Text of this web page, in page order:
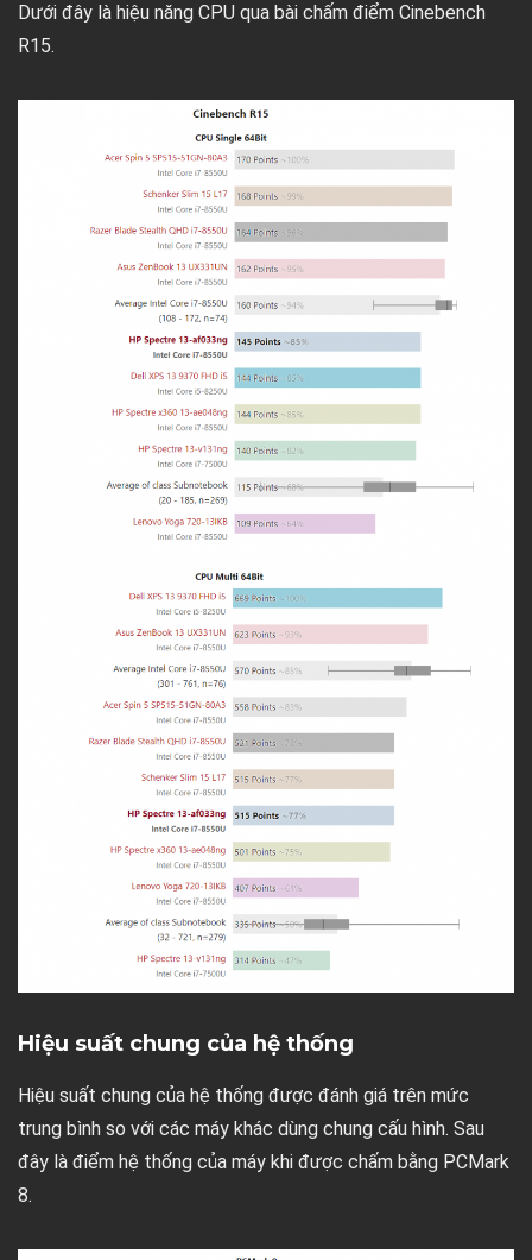
Dưới đây là hiệu năng CPU qua bài chấm điểm Cinebench
R15.
Hiệu suất chung của hệ thống
Hiệu suất chung của hệ thống được đánh giá trên mức
trung bình so với các máy khác dùng chung cấu hình. Sau
đây là điểm hệ thống của máy khi được chấm bằng PCMark
8.